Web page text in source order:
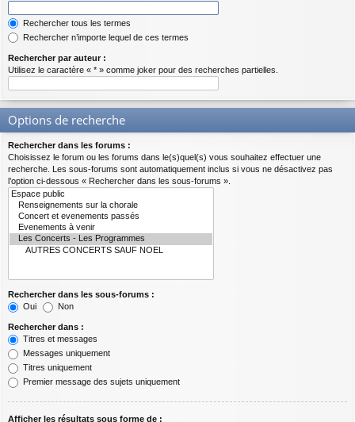
Rechercher tous les termes
Rechercher n’importe lequel de ces termes
Rechercher par auteur :
Utilisez le caractère « * » comme joker pour des recherches partielles.
Options de recherche
Rechercher dans les forums :
Choisissez le forum ou les forums dans le(s)quel(s) vous souhaitez effectuer une
recherche. Les sous-forums sont automatiquement inclus si vous ne désactivez pas
l’option ci-dessous « Rechercher dans les sous-forums ».
Rechercher dans les sous-forums :
Oui
Non
Rechercher dans :
Titres et messages
Messages uniquement
Titres uniquement
Premier message des sujets uniquement
Afficher les résultats sous forme de :